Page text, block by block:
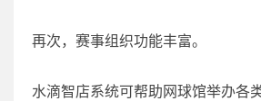
再次，赛事组织功能丰富。
水滴智店系统可帮助网球馆举办各